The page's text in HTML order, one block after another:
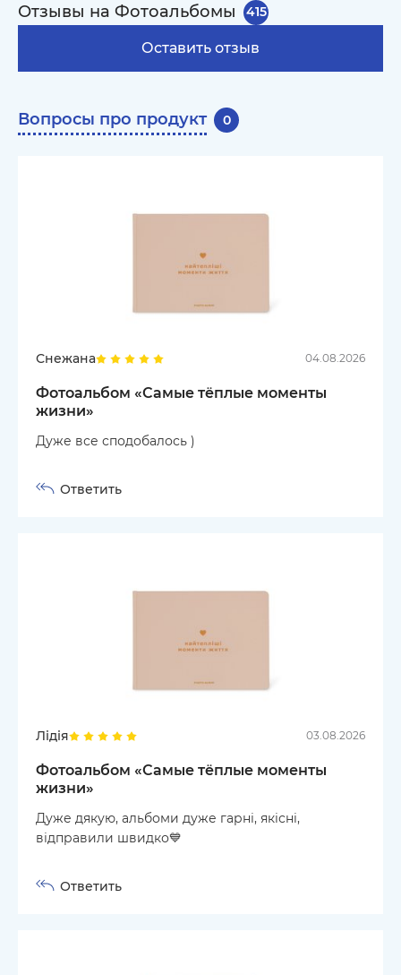
Отзывы на Фотоальбомы 415
Оставить отзыв
Вопросы про продукт 0
Снежана 04.08.2026
Фотоальбом «Самые тёплые моменты
жизни»
Дуже все сподобалось )
Ответить
Лідія 03.08.2026
Фотоальбом «Самые тёплые моменты
жизни»
Дуже дякую, альбоми дуже гарні, якісні,
відправили швидко💙
Ответить